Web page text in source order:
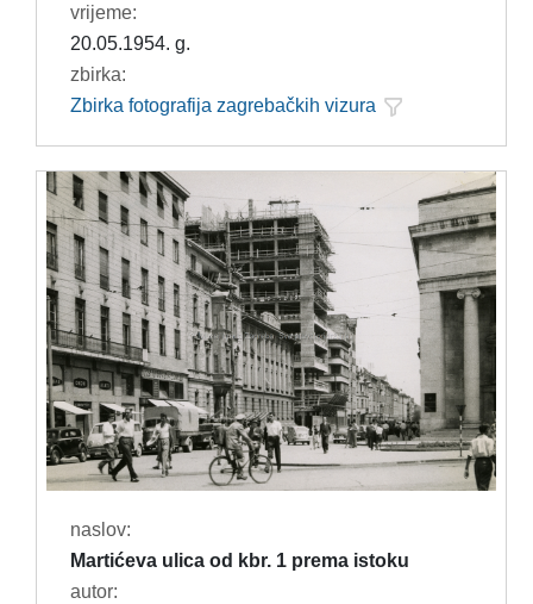
vrijeme:
20.05.1954. g.
zbirka:
Zbirka fotografija zagrebačkih vizura
naslov:
Martićeva ulica od kbr. 1 prema istoku
autor: